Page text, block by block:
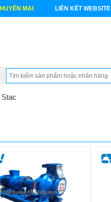
MẠI LIÊN KẾT WEBSITE